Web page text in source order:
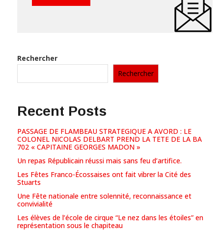
Rechercher
Rechercher
Recent Posts
PASSAGE DE FLAMBEAU STRATEGIQUE A AVORD : LE
COLONEL NICOLAS DELBART PREND LA TETE DE LA BA
702 « CAPITAINE GEORGES MADON »
Un repas Républicain réussi mais sans feu d’artifice.
Les Fêtes Franco-Écossaises ont fait vibrer la Cité des
Stuarts
Une Fête nationale entre solennité, reconnaissance et
convivialité
Les élèves de l’école de cirque “Le nez dans les étoiles” en
représentation sous le chapiteau